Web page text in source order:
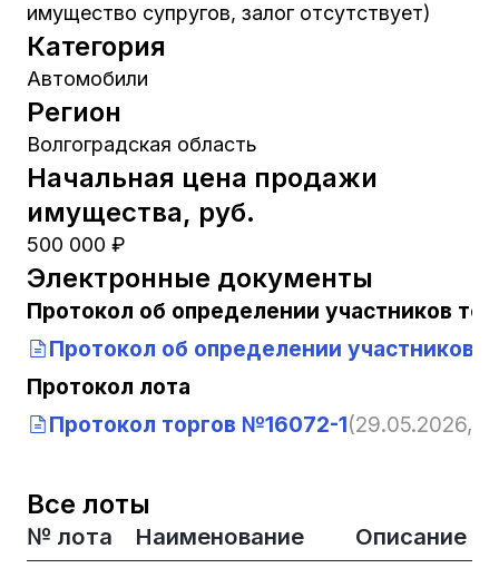
имущество супругов, залог отсутствует)
Категория
Автомобили
Регион
Волгоградская область
Начальная цена продажи
имущества, руб.
500 000 ₽
Электронные документы
Протокол об определении участников
Протокол об определении участников
Протокол лота
Протокол торгов №16072-1(29.05.2026,
Все лоты
№ лота Наименование Описание